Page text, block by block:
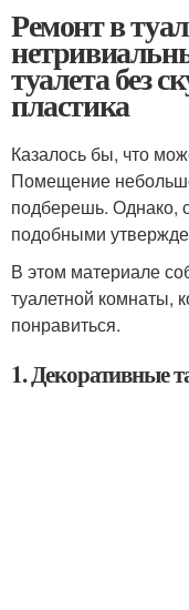
Ремонт в
туалета без
пластика
Казалось бы, что
Помещение
подберешь. Однако,
подобными
В этом материале
туалетной комнаты,
понравиться.
1. Декоративные